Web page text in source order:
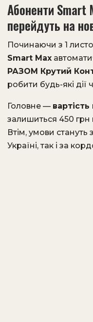
Абоненти Smart
перейдуть на
Починаючи з 1
Smart Max
РАЗОМ Крутий
робити будь-які
Головне —
залишиться 450 грн
Втім, умови
Україні, так і за